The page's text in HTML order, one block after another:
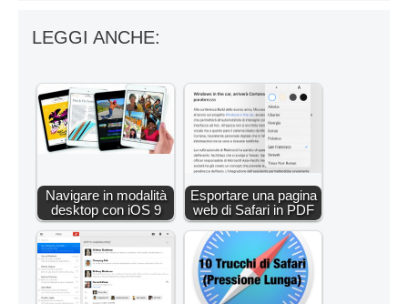
LEGGI ANCHE:
Navigare in modalità
desktop con iOS 9
Esportare una pagina
web di Safari in PDF